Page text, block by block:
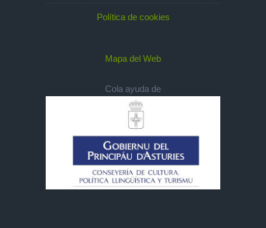
Política de cookies
Mapa del Web
Cola ayuda de